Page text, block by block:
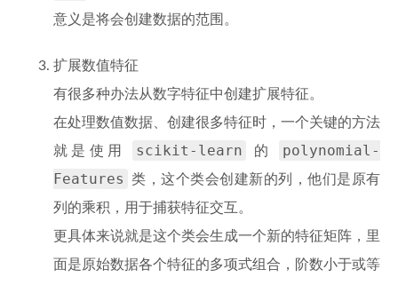
意义是将会创建数据的范围。
扩展数值特征
有很多种办法从数字特征中创建扩展特征。
在处理数值数据、创建很多特征时，一个关键的方法
就是使用
scikit-learn 的
polynomial-
Features
类，这个类会创建新的列，他们是原有
列的乘积，用于捕获特征交互。
更具体来说就是这个类会生成一个新的特征矩阵，里
面是原始数据各个特征的多项式组合，阶数小于或等